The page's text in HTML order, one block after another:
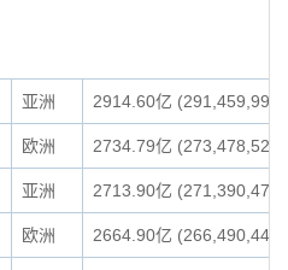
亚洲 2914.60亿
欧洲 2734.79亿
亚洲 2713.90亿
欧洲 2664.90亿